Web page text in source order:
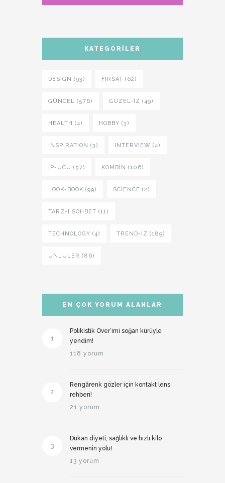
KATEGORILER
DESIGN (93) FIRSAT (62)
GÜNCEL (576) GÜZEL-IZ (49)
HEALTH (4) HOBBY (3)
INSPIRATION (3) INTERVIEW (4)
İP-UCU (57) KOMBIN (106)
LOOK-BOOK (99) SCIENCE (2)
TARZ-I SOHBET (11)
TECHNOLOGY (4) TREND-IZ (189)
ÜNLÜLER (86)
EN ÇOK YORUM ALANLAR
1
Polikistik Over’imi soğan kürüyle
yendim!
118 yorum
2
Rengârenk gözler için kontakt lens
rehberi!
21 yorum
3
Dukan diyeti; sağlıklı ve hızlı kilo
vermenin yolu!
13 yorum